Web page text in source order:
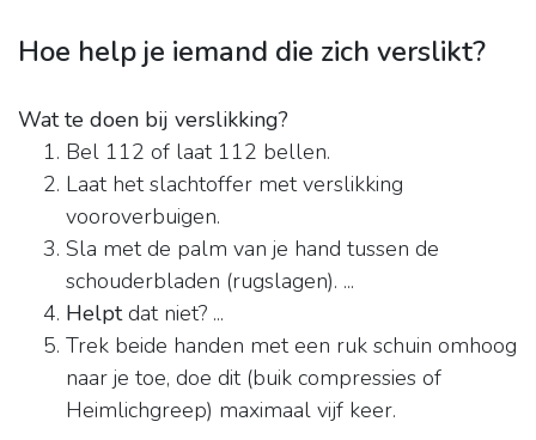
Hoe help je iemand die zich verslikt?
Wat te doen bij verslikking?
Bel 112 of laat 112 bellen.
Laat het slachtoffer met verslikking
vooroverbuigen.
Sla met de palm van je hand tussen de
schouderbladen (rugslagen). ...
Helptdat niet? ...
Trek beide handen met een ruk schuin omhoog
naar je toe, doe dit (buik compressies of
Heimlichgreep) maximaal vijf keer.